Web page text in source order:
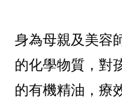
身為母親及美容
的化學物質，對
的有機精油，療